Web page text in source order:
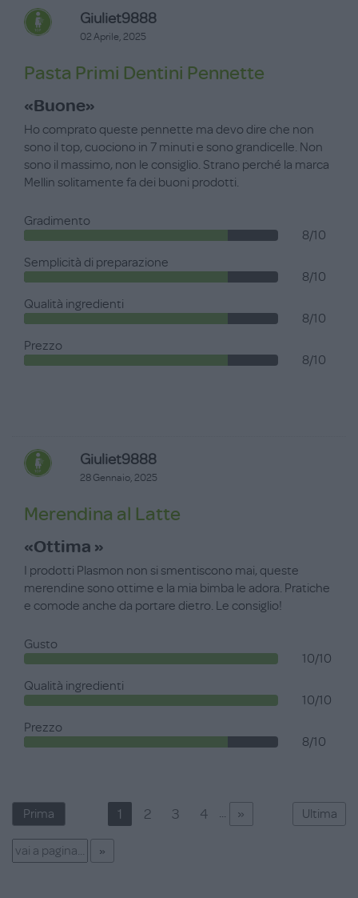
Giuliet9888
02 Aprile, 2025
Pasta Primi Dentini Pennette
«Buone»
Ho comprato queste pennette ma devo dire che non
sono il top, cuociono in 7 minuti e sono grandicelle. Non
sono il massimo, non le consiglio. Strano perché la marca
Mellin solitamente fa dei buoni prodotti.
Gradimento
8/10
Semplicità di preparazione
8/10
Qualità ingredienti
8/10
Prezzo
8/10
Giuliet9888
28 Gennaio, 2025
Merendina al Latte
«Ottima »
I prodotti Plasmon non si smentiscono mai, queste
merendine sono ottime e la mia bimba le adora. Pratiche
e comode anche da portare dietro. Le consiglio!
Gusto
10/10
Qualità ingredienti
10/10
Prezzo
8/10
Prima 1 2 3 4 ... » Ultima